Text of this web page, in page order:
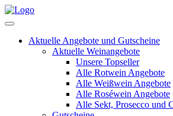
Aktuelle Angebote und Gutscheine
Aktuelle Weinangebote
Unsere Topseller
Alle Rotwein Angebote
Alle Weißwein Angebote
Alle Roséwein Angebote
Alle Sekt, Prosecco und